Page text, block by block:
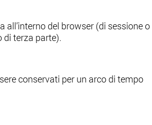
del browser (di sessione o
di terza parte).
conservati per un arco di tempo